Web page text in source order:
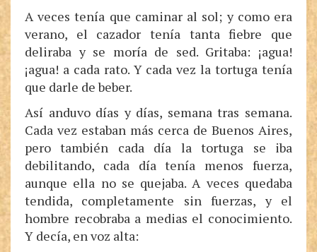
A veces tenía que caminar al sol; y como era
verano, el cazador tenía tanta fiebre que
deliraba y se moría de sed. Gritaba: ¡agua!
¡agua! a cada rato. Y cada vez la tortuga tenía
que darle de beber.
Así anduvo días y días, semana tras semana.
Cada vez estaban más cerca de Buenos Aires,
pero también cada día la tortuga se iba
debilitando, cada día tenía menos fuerza,
aunque ella no se quejaba. A veces quedaba
tendida, completamente sin fuerzas, y el
hombre recobraba a medias el conocimiento.
Y decía, en voz alta: